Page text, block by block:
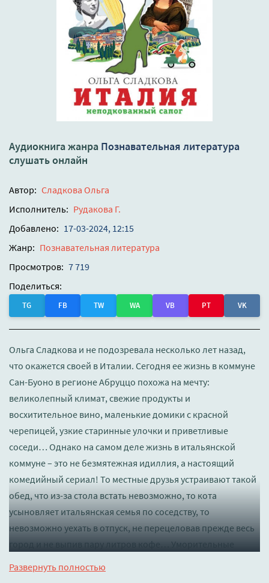
Аудиокнига жанра Познавательная литература
слушать онлайн
Автор: Сладкова Ольга
Исполнитель: Рудакова Г.
Добавлено: 17-03-2024, 12:15
Жанр: Познавательная литература
Просмотров: 7 719
Поделиться:
TG FB TW WA VB PT VK
Ольга Сладкова и не подозревала несколько лет назад,
что окажется своей в Италии. Сегодня ее жизнь в коммуне
Сан-Буоно в регионе Абруццо похожа на мечту:
великолепный климат, свежие продукты и
восхитительное вино, маленькие домики с красной
черепицей, узкие старинные улочки и приветливые
соседи… Однако на самом деле жизнь в итальянской
коммуне – это не безмятежная идиллия, а настоящий
комедийный сериал! То местные друзья устраивают такой
обед, что из-за стола встать невозможно, то кота
усыновляет итальянская семья по соседству, то
невозможно уехать в отпуск, не перецеловав прежде весь
город и не выпив пару литров кофе… Уморительные
настоящий культурный шок – и расскажут все, что нужно
Развернуть полностью